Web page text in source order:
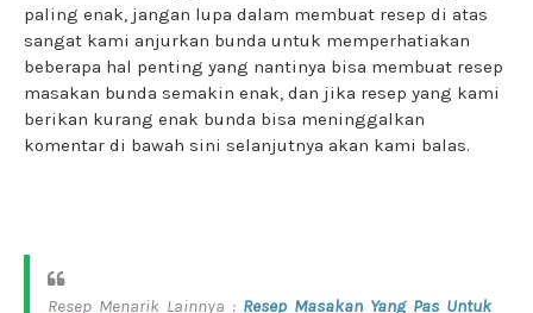
paling enak, jangan lupa dalam membuat resep di atas
sangat kami anjurkan bunda untuk memperhatiakan
beberapa hal penting yang nantinya bisa membuat resep
masakan bunda semakin enak, dan jika resep yang kami
berikan kurang enak bunda bisa meninggalkan
komentar di bawah sini selanjutnya akan kami balas.
Resep Menarik Lainnya : Resep Masakan Yang Pas Untuk